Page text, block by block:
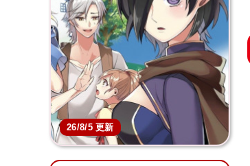
26/8/5 更新